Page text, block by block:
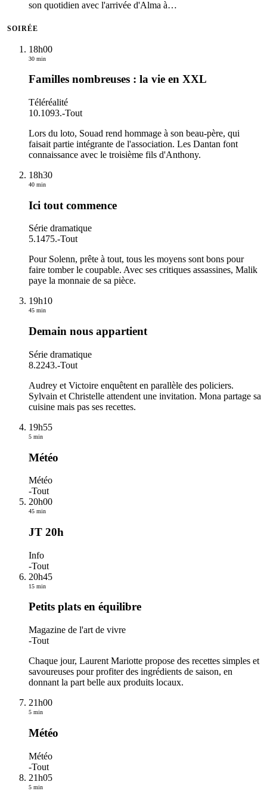
son quotidien avec l'arrivée d'Alma à…
SOIRÉE
18h00
30 min
Familles nombreuses : la vie en XXL
Téléréalité
10.1093.-Tout
Lors du loto, Souad rend hommage à son beau-père, qui
faisait partie intégrante de l'association. Les Dantan font
connaissance avec le troisième fils d'Anthony.
18h30
40 min
Ici tout commence
Série dramatique
5.1475.-Tout
Pour Solenn, prête à tout, tous les moyens sont bons pour
faire tomber le coupable. Avec ses critiques assassines, Malik
paye la monnaie de sa pièce.
19h10
45 min
Demain nous appartient
Série dramatique
8.2243.-Tout
Audrey et Victoire enquêtent en parallèle des policiers.
Sylvain et Christelle attendent une invitation. Mona partage sa
cuisine mais pas ses recettes.
19h55
5 min
Météo
Météo
-Tout
20h00
45 min
JT 20h
Info
-Tout
20h45
15 min
Petits plats en équilibre
Magazine de l'art de vivre
-Tout
Chaque jour, Laurent Mariotte propose des recettes simples et
savoureuses pour profiter des ingrédients de saison, en
donnant la part belle aux produits locaux.
21h00
5 min
Météo
Météo
-Tout
21h05
5 min